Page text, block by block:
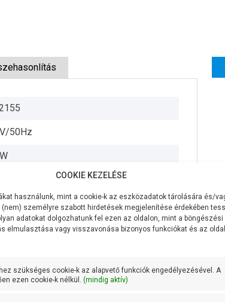
50Hz
200 liter/perc
és AISI 304 rozsdamentes acél
COOKIE KEZELÉSE
használunk, mint a cookie-k az eszközadatok tárolására és/
személyre szabott hirdetések megjelenítése érdekében
adatokat dolgozhatunk fel ezen az oldalon, mint a
elmulasztása vagy visszavonása bizonyos funkciókat és az
szükséges cookie-k az alapvető funkciók engedélyezésével. A
ezen cookie-k nélkül. (mindig aktív)